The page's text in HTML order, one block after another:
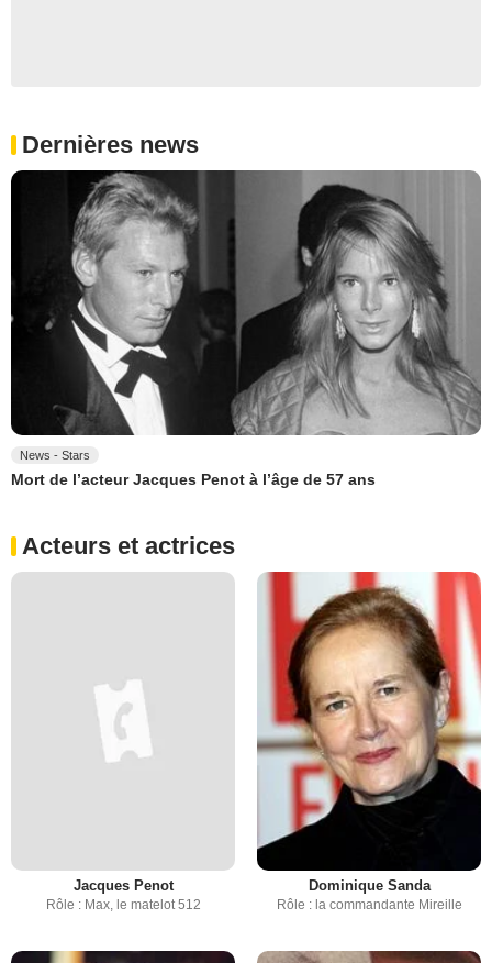
Dernières news
News - Stars
Mort de l’acteur Jacques Penot à l’âge de 57 ans
Acteurs et actrices
Jacques Penot
Rôle : Max, le matelot 512
Dominique Sanda
Rôle : la commandante Mireille